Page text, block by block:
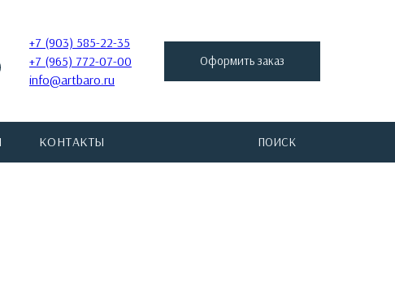
+7 (903) 585-22-35
+7 (965) 772-07-00
info@artbaro.ru
Оформить заказ
ПОИСК
КОНТАКТЫ